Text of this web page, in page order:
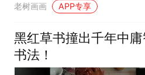
老树画画 APP专享
黑红草书撞出千年中
书法！